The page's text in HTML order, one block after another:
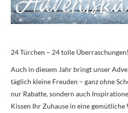
24 Türchen – 24 tolle Überraschungen!
Auch in diesem Jahr bringt unser
täglich kleine Freuden – ganz ohne
nur Rabatte, sondern auch
Kissen Ihr Zuhause in eine